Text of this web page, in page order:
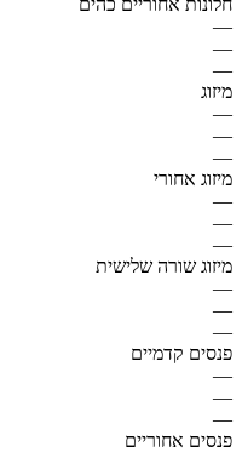
—
—
—
מיזוג
—
—
—
מיזוג אחורי
—
—
—
מיזוג שורה שלישית
—
—
—
פנסים קדמיים
—
—
—
פנסים אחוריים